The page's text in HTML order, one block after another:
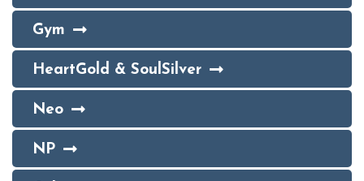
Gym
HeartGold & SoulSilver
Neo
NP